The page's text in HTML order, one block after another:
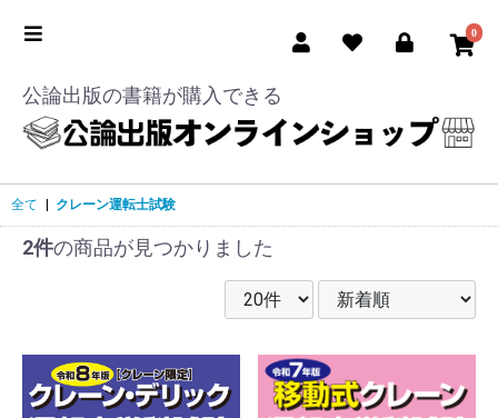
0
公論出版の書籍が購入できる
全て クレーン運転士試験
2件の商品が見つかりました